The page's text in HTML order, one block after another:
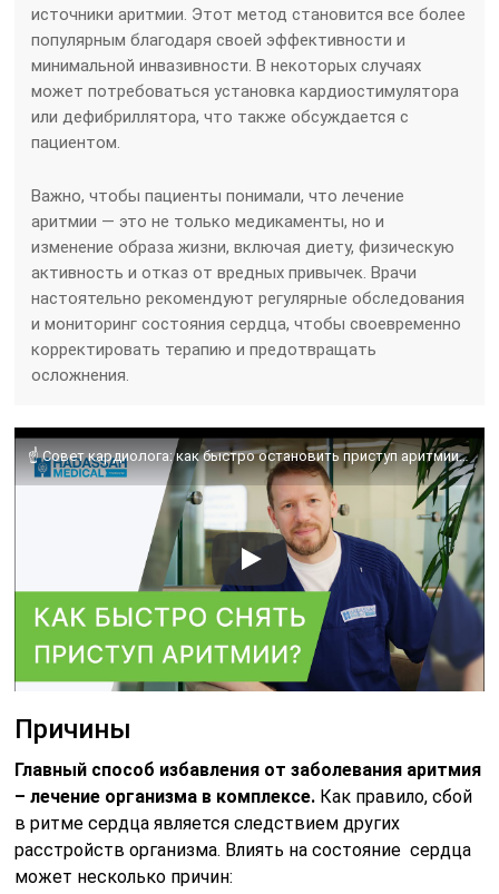
источники аритмии. Этот метод становится все более
популярным благодаря своей эффективности и
минимальной инвазивности. В некоторых случаях
может потребоваться установка кардиостимулятора
или дефибриллятора, что также обсуждается с
пациентом.
Важно, чтобы пациенты понимали, что лечение
аритмии — это не только медикаменты, но и
изменение образа жизни, включая диету, физическую
активность и отказ от вредных привычек. Врачи
настоятельно рекомендуют регулярные обследования
и мониторинг состояния сердца, чтобы своевременно
корректировать терапию и предотвращать
осложнения.
☝ Совет кардиолога: как быстро остановить приступ аритмии? Приступ аритмии как остановить. 18+
Причины
Главный способ избавления от заболевания аритмия
– лечение организма в комплексе. Как правило, сбой
в ритме сердца является следствием других
расстройств организма. Влиять на состояние сердца
может несколько причин: